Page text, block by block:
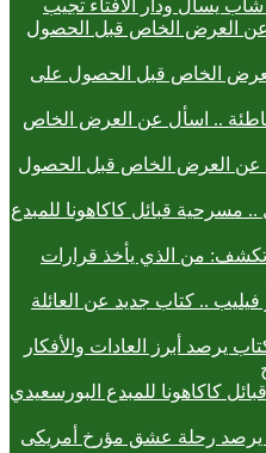
شاب يسأل ودار الافتاء تجيب
العرض الخاص قبل الحصول
الخاص قبل الحصول على
.. اسأل عن العرض الخاص
عن العرض الخاص قبل الحصول
.. مسرحية قبائل كاكاهونا للمبدع
تكشف: من الذي يأخذ قرارات
فيليب .. كتاب جديد عن العائلة
يرصد أبرز العادات والأفكار
كاكاهونا للمبدع البورسعيدي
يرصد رحلة عشق مؤرخ أمريكى